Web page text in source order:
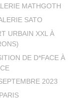
MATHGOTH
SATO
URBAIN XXL À
DE D*FACE À
2023